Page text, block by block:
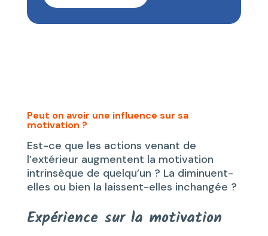
Peut on avoir une influence sur sa
motivation ?
Est-ce que les actions venant de
l’extérieur augmentent la motivation
intrinsèque de quelqu’un ? La diminuent-
elles ou bien la laissent-elles inchangée ?
Expérience sur la motivation